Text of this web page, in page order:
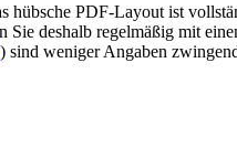
PDF-Layout ist
deshalb regelmäßig mit
) sind weniger Angaben